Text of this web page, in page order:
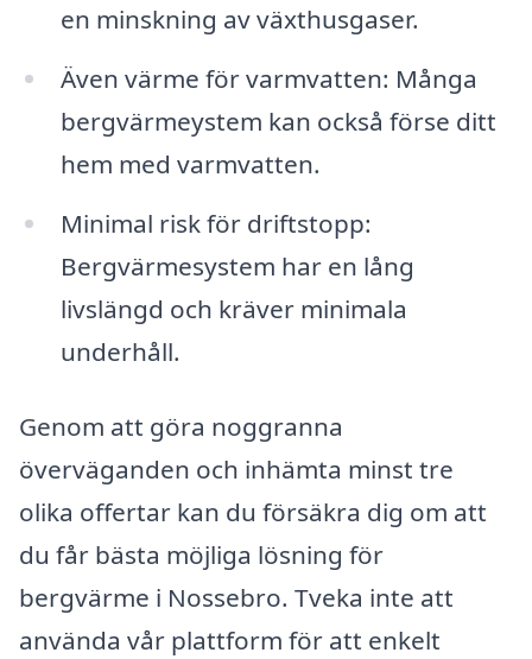
en minskning av växthusgaser.
Även värme för varmvatten: Många
bergvärmeystem kan också förse ditt
hem med varmvatten.
Minimal risk för driftstopp:
Bergvärmesystem har en lång
livslängd och kräver minimala
underhåll.
Genom att göra noggranna
överväganden och inhämta minst tre
olika offertar kan du försäkra dig om att
du får bästa möjliga lösning för
bergvärme i Nossebro. Tveka inte att
använda vår plattform för att enkelt